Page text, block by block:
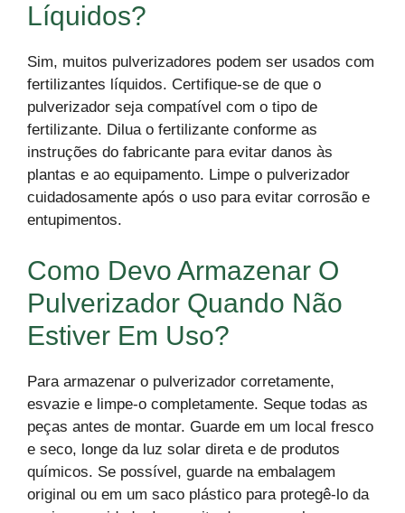
Líquidos?
Sim, muitos pulverizadores podem ser usados com
fertilizantes líquidos. Certifique-se de que o
pulverizador seja compatível com o tipo de
fertilizante. Dilua o fertilizante conforme as
instruções do fabricante para evitar danos às
plantas e ao equipamento. Limpe o pulverizador
cuidadosamente após o uso para evitar corrosão e
entupimentos.
Como Devo Armazenar O
Pulverizador Quando Não
Estiver Em Uso?
Para armazenar o pulverizador corretamente,
esvazie e limpe-o completamente. Seque todas as
peças antes de montar. Guarde em um local fresco
e seco, longe da luz solar direta e de produtos
químicos. Se possível, guarde na embalagem
original ou em um saco plástico para protegê-lo da